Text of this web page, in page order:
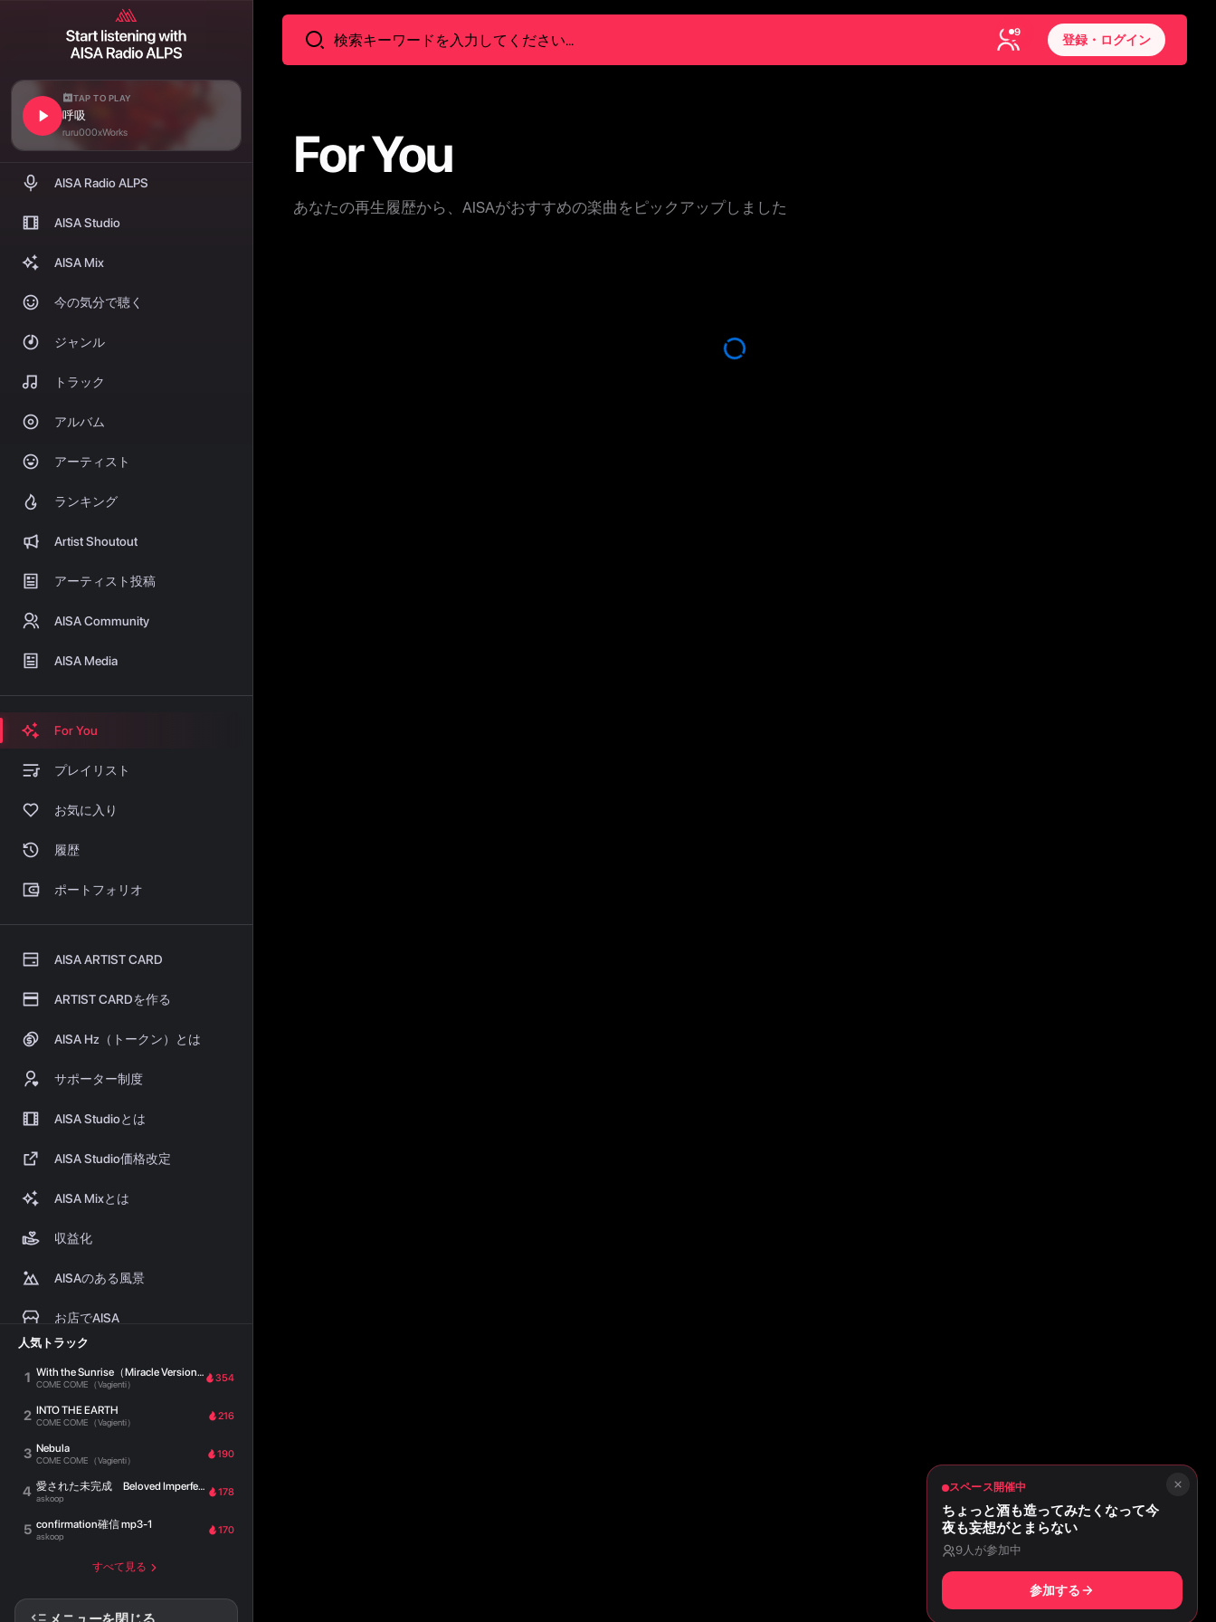
9
登録・ログイン
TAP TO PLAY
呼吸
ruru000xWorks
AISA Radio ALPS
AISA Studio
AISA Mix
今の気分で聴く
ジャンル
トラック
アルバム
アーティスト
ランキング
Artist Shoutout
アーティスト投稿
AISA Community
AISA Media
For You
プレイリスト
お気に入り
履歴
ポートフォリオ
AISA ARTIST CARD
ARTIST CARDを作る
AISA Hz（トークン）とは
サポーター制度
AISA Studioとは
AISA Studio価格改定
AISA Mixとは
収益化
AISAのある風景
お店でAISA
ステーション
人気トラック
1 With the Sunrise（Miracle Version）
COME COME（Vagienti）
354
2 INTO THE EARTH
COME COME（Vagienti）
216
3 Nebula
COME COME（Vagienti）
190
4 愛された未完成 Beloved Imperfection
askoop
178
5 confirmation確信 mp3-1
askoop
170
すべて見る
For You
あなたの再生履歴から、AISAがおすすめの楽曲をピックアップしました
スペース開催中
ちょっと酒も造ってみたくなって今
夜も妄想がとまらない
9人が参加中
参加する